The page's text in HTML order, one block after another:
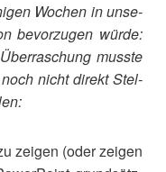
Wochen in unse­
bevor­zu­gen wür­de:
muss­te
nicht direkt Stel­
zei­gen (oder zei­gen